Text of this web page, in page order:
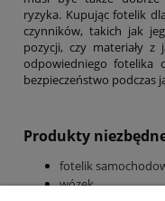
ryzyka. Kupując fotelik
czynników, takich jak
pozycji, czy materiały
odpowiedniego fotelika
bezpieczeństwo podczas
Produkty
fotelik
wózek